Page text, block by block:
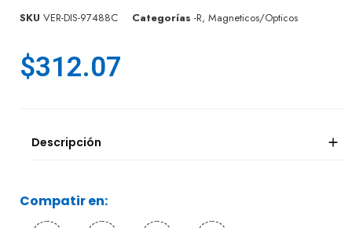
SKU VER-DIS-97488C Categorías -R, Magneticos/Opticos
$312.07
Descripción
Compatir en: